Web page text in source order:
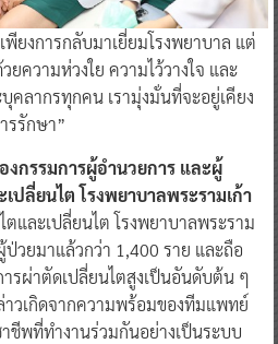
พียงการกลับมาเยี่ยมโรงพยาบาล แต่
ความห่วงใย ความไว้วางใจ และ
ลากรทุกคน เรามุ่งมั่นที่จะอยู่เคียง
รรักษา”
กรรมการผู้อำนวยการ และผู้
ปลี่ยนไต โรงพยาบาลพระรามเก้า
และเปลี่ยนไต โรงพยาบาลพระราม
ป่วยมาแล้วกว่า 1,400 ราย และถือ
รผ่าตัดเปลี่ยนไตสูงเป็นอันดับต้น ๆ
าวเกิดจากความพร้อมของทีมแพทย์
ชีพที่ทำงานร่วมกันอย่างเป็นระบบ